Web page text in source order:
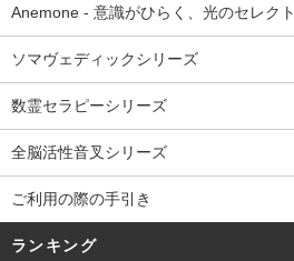
Anemone - 意識がひらく、光のセレクト
ソマヴェディックシリーズ
数霊セラピーシリーズ
全脳活性音叉シリーズ
ご利用の際の手引き
ランキング